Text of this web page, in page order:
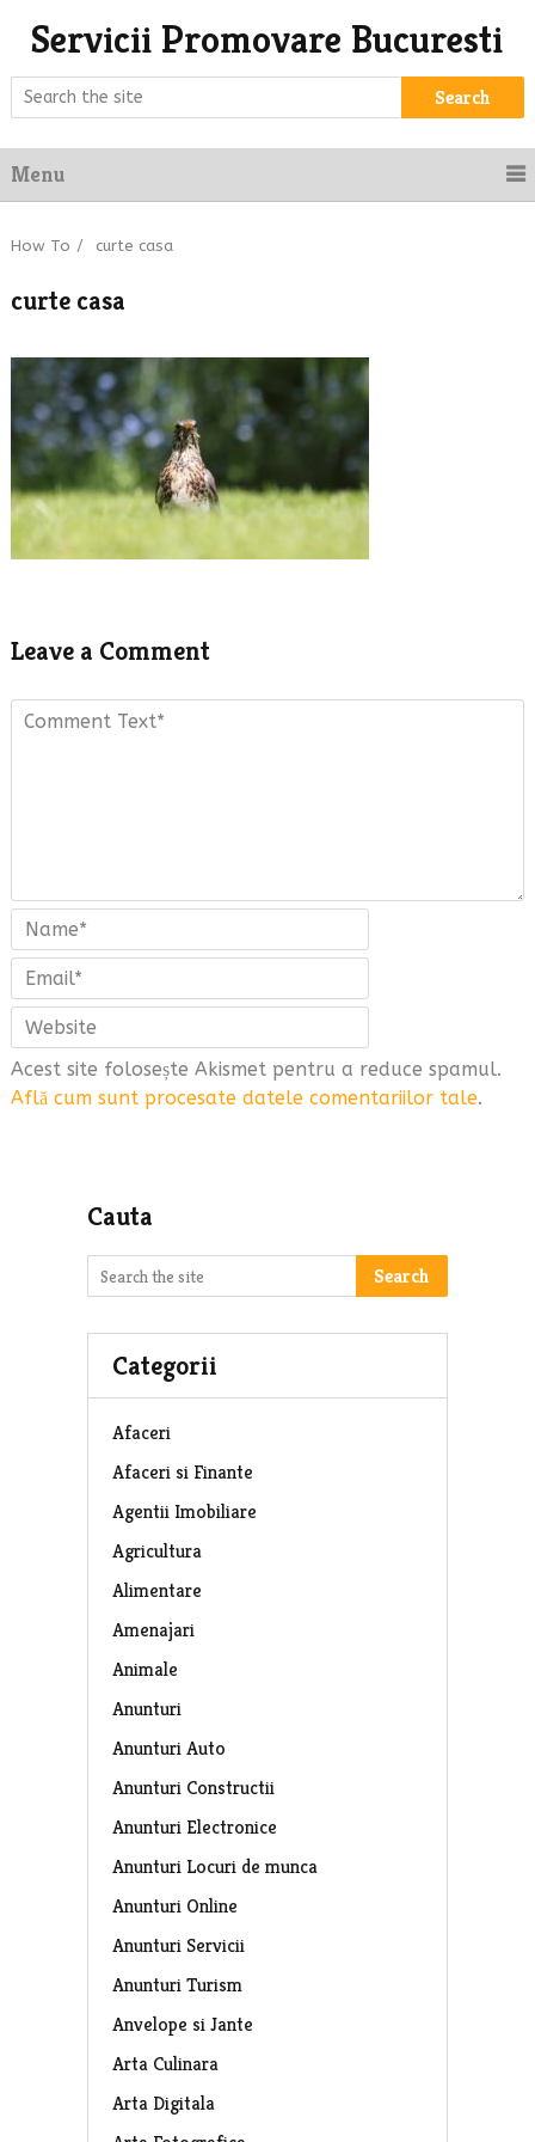
Servicii Promovare Bucuresti
Search
Menu
How To / curte casa
curte casa
Leave a Comment
Acest site folosește Akismet pentru a reduce spamul.
Află cum sunt procesate datele comentariilor tale.
Cauta
Search
Categorii
Afaceri
Afaceri si Finante
Agentii Imobiliare
Agricultura
Alimentare
Amenajari
Animale
Anunturi
Anunturi Auto
Anunturi Constructii
Anunturi Electronice
Anunturi Locuri de munca
Anunturi Online
Anunturi Servicii
Anunturi Turism
Anvelope si Jante
Arta Culinara
Arta Digitala